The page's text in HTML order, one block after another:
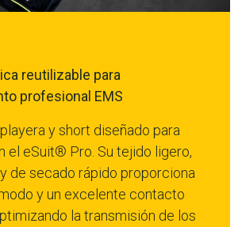
reutilizable para
profesional EMS
y short diseñado para
el eSuit® Pro. Su tejido ligero,
de secado rápido proporciona
y un excelente contacto
la transmisión de los